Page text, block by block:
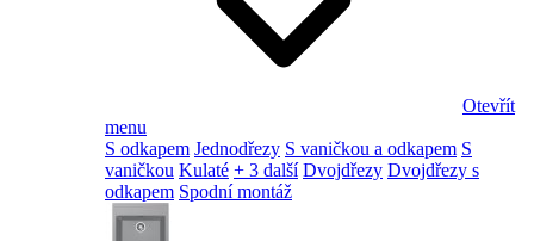
Otevřít
menu
S odkapem Jednodřezy S vaničkou a odkapem S
vaničkou Kulaté + 3 další Dvojdřezy Dvojdřezy s
odkapem Spodní montáž